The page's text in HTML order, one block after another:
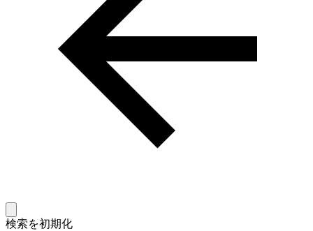
検索を初期化